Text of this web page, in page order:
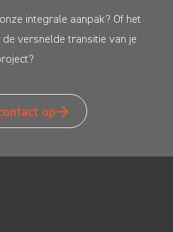
integrale aanpak? Of het
versnelde transitie van je
op